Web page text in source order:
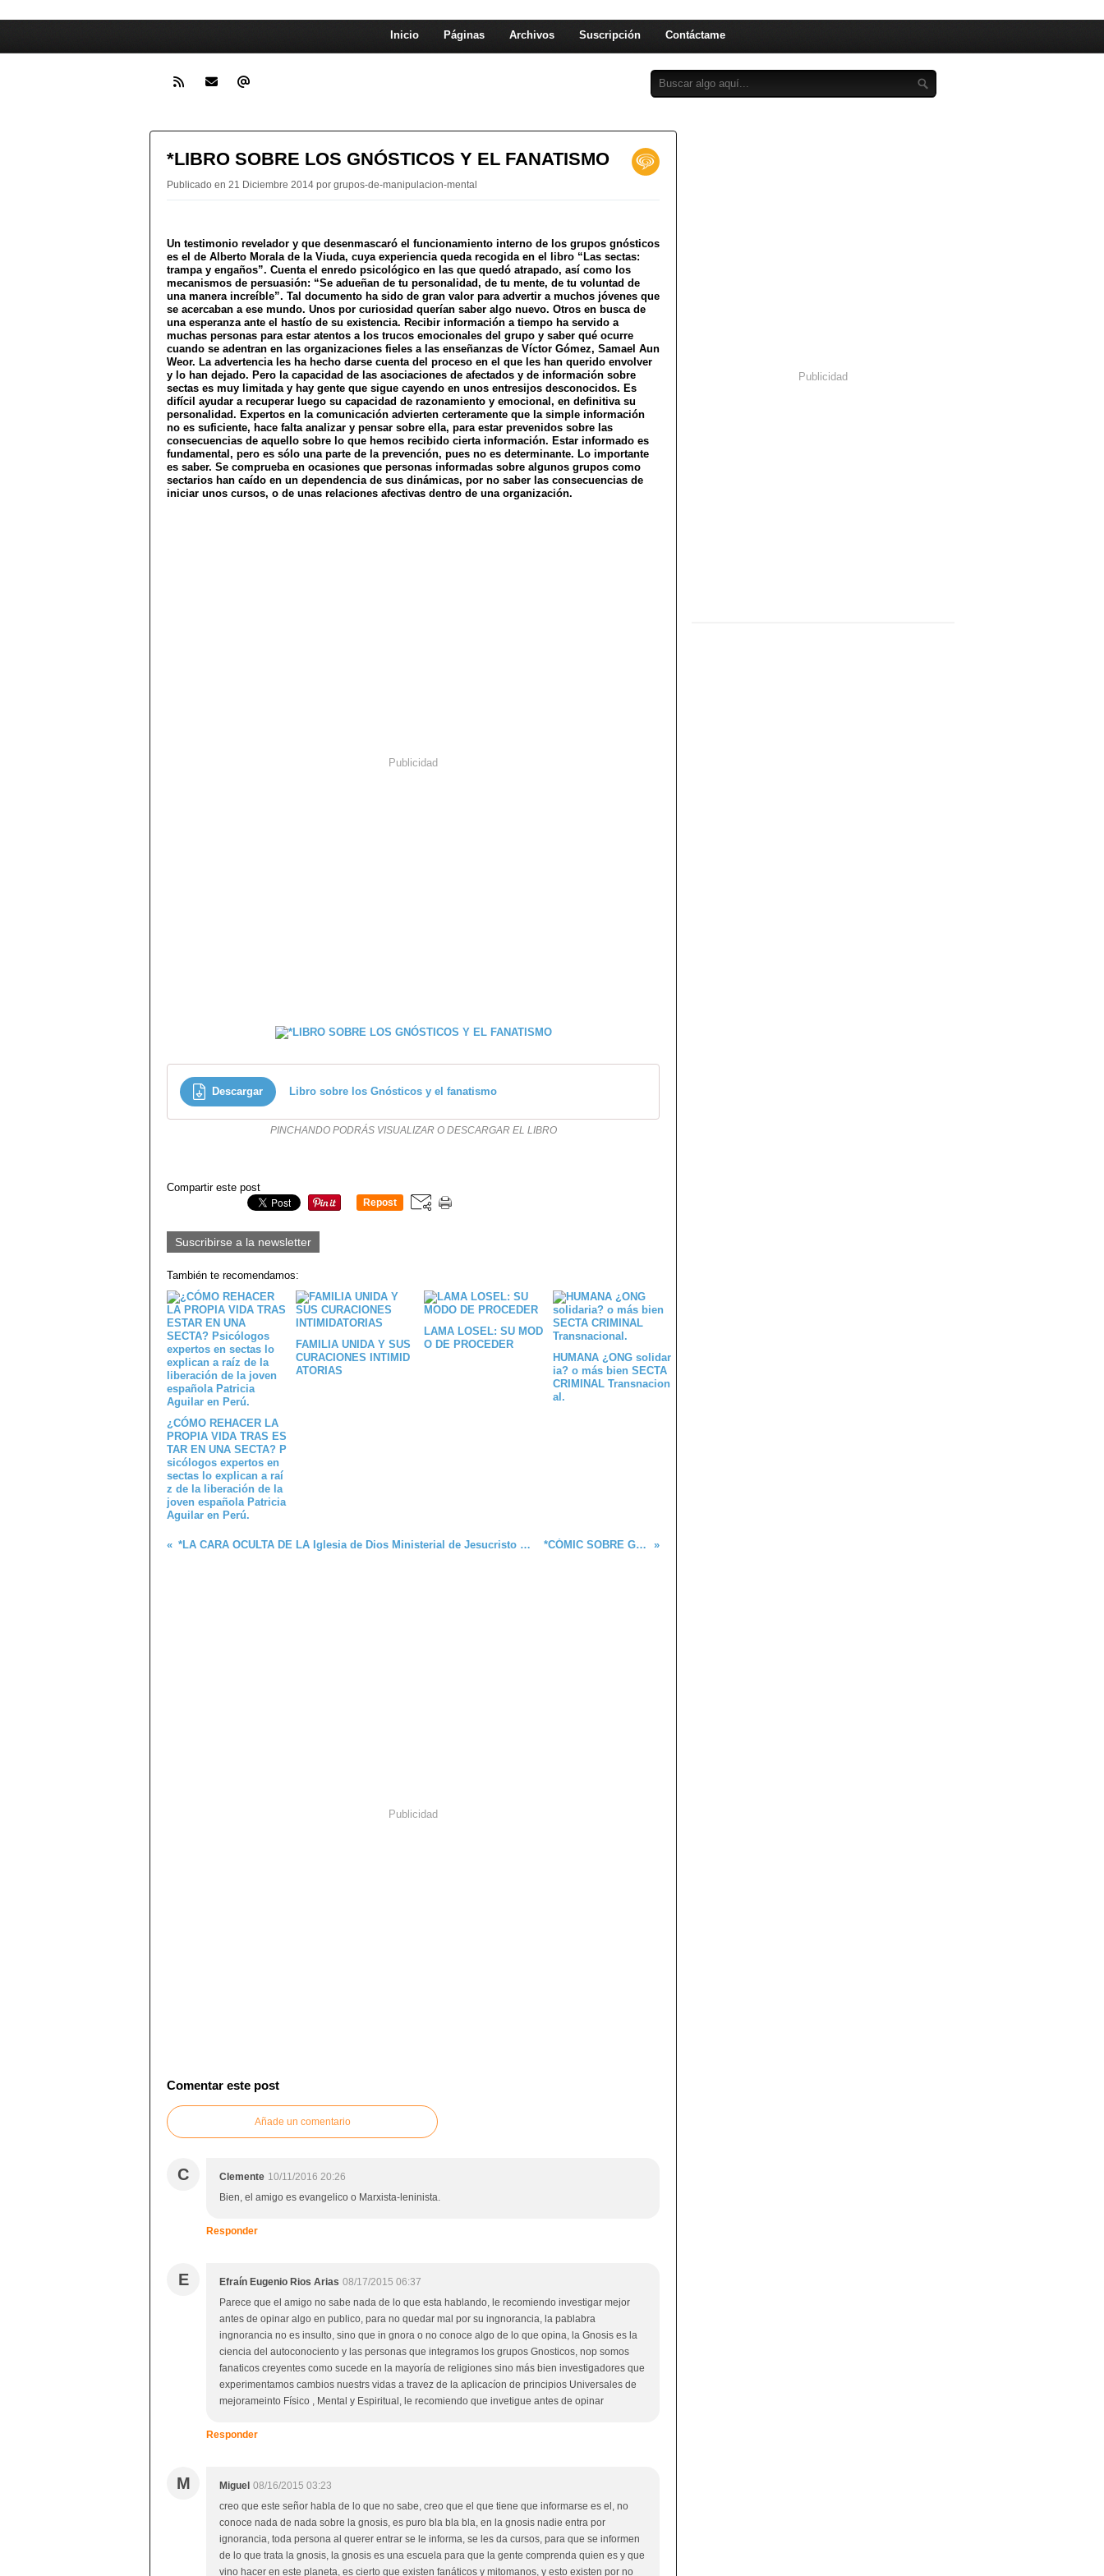
Inicio Páginas Archivos Suscripción Contáctame
*LIBRO SOBRE LOS GNÓSTICOS Y EL FANATISMO
Publicado en 21 Diciembre 2014 por grupos-de-manipulacion-mental
Un testimonio revelador y que desenmascaró el funcionamiento interno de los grupos gnósticos
es el de Alberto Morala de la Viuda, cuya experiencia queda recogida en el libro “Las sectas:
trampa y engaños”. Cuenta el enredo psicológico en las que quedó atrapado, así como los
mecanismos de persuasión: “Se adueñan de tu personalidad, de tu mente, de tu voluntad de
una manera increíble”. Tal documento ha sido de gran valor para advertir a muchos jóvenes que
se acercaban a ese mundo. Unos por curiosidad querían saber algo nuevo. Otros en busca de
una esperanza ante el hastío de su existencia. Recibir información a tiempo ha servido a
muchas personas para estar atentos a los trucos emocionales del grupo y saber qué ocurre
cuando se adentran en las organizaciones fieles a las enseñanzas de Víctor Gómez, Samael Aun
Weor. La advertencia les ha hecho darse cuenta del proceso en el que les han querido envolver
y lo han dejado. Pero la capacidad de las asociaciones de afectados y de información sobre
sectas es muy limitada y hay gente que sigue cayendo en unos entresijos desconocidos. Es
difícil ayudar a recuperar luego su capacidad de razonamiento y emocional, en definitiva su
personalidad. Expertos en la comunicación advierten certeramente que la simple información
no es suficiente, hace falta analizar y pensar sobre ella, para estar prevenidos sobre las
consecuencias de aquello sobre lo que hemos recibido cierta información. Estar informado es
fundamental, pero es sólo una parte de la prevención, pues no es determinante. Lo importante
es saber. Se comprueba en ocasiones que personas informadas sobre algunos grupos como
sectarios han caído en un dependencia de sus dinámicas, por no saber las consecuencias de
iniciar unos cursos, o de unas relaciones afectivas dentro de una organización.
Publicidad
Descargar Libro sobre los Gnósticos y el fanatismo
PINCHANDO PODRÁS VISUALIZAR O DESCARGAR EL LIBRO
Compartir este post
Repost
Suscribirse a la newsletter
También te recomendamos:
¿CÓMO REHACER LA
PROPIA VIDA TRAS ES
TAR EN UNA SECTA? P
sicólogos expertos en
sectas lo explican a raí
z de la liberación de la
joven española Patricia
Aguilar en Perú.
FAMILIA UNIDA Y SUS
CURACIONES INTIMID
ATORIAS
LAMA LOSEL: SU MOD
O DE PROCEDER
HUMANA ¿ONG solidar
ia? o más bien SECTA
CRIMINAL Transnacion
al.
*LA CARA OCULTA DE LA Iglesia de Dios Ministerial de Jesucristo Internacional REPORTAJE DE INVESTIGACIÓN . Por :Damián Alejandro Pérez Pérez *CÓMIC SOBRE GRUPOS COERCITIVOS.........
Publicidad
Comentar este post
Añade un comentario
C Clemente 10/11/2016 20:26
Bien, el amigo es evangelico o Marxista-leninista.
Responder
E Efraín Eugenio Rios Arias 08/17/2015 06:37
Parece que el amigo no sabe nada de lo que esta hablando, le recomiendo investigar mejor
antes de opinar algo en publico, para no quedar mal por su ingnorancia, la pablabra
ingnorancia no es insulto, sino que in gnora o no conoce algo de lo que opina, la Gnosis es la
ciencia del autoconociento y las personas que integramos los grupos Gnosticos, nop somos
fanaticos creyentes como sucede en la mayoría de religiones sino más bien investigadores que
experimentamos cambios nuestrs vidas a travez de la aplicacíon de principios Universales de
mejorameinto Físico , Mental y Espiritual, le recomiendo que invetigue antes de opinar
Responder
M Miguel 08/16/2015 03:23
creo que este señor habla de lo que no sabe, creo que el que tiene que informarse es el, no
conoce nada de nada sobre la gnosis, es puro bla bla bla, en la gnosis nadie entra por
ignorancia, toda persona al querer entrar se le informa, se les da cursos, para que se informen
de lo que trata la gnosis, la gnosis es una escuela para que la gente comprenda quien es y que
vino hacer en este planeta, es cierto que existen fanáticos y mitomanos, y esto existen por no
Publicidad